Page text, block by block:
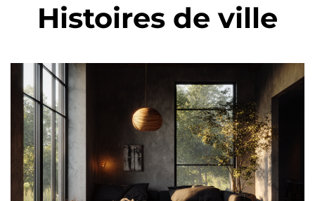
Histoires de ville